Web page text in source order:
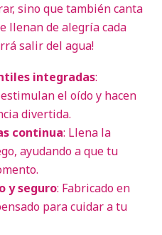
sino que también canta
llenan de alegría cada
salir del agua!
integradas:
el oído y hacen
divertida.
continua: Llena la
ayudando a que tu
y seguro: Fabricado en
para cuidar a tu